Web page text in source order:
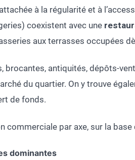
à la régularité et à
coexistent avec une
aux terrasses occupées
brocantes, antiquités, dépôts-
du quartier. On y trouve
de fonds.
par axe, sur la
dominantes